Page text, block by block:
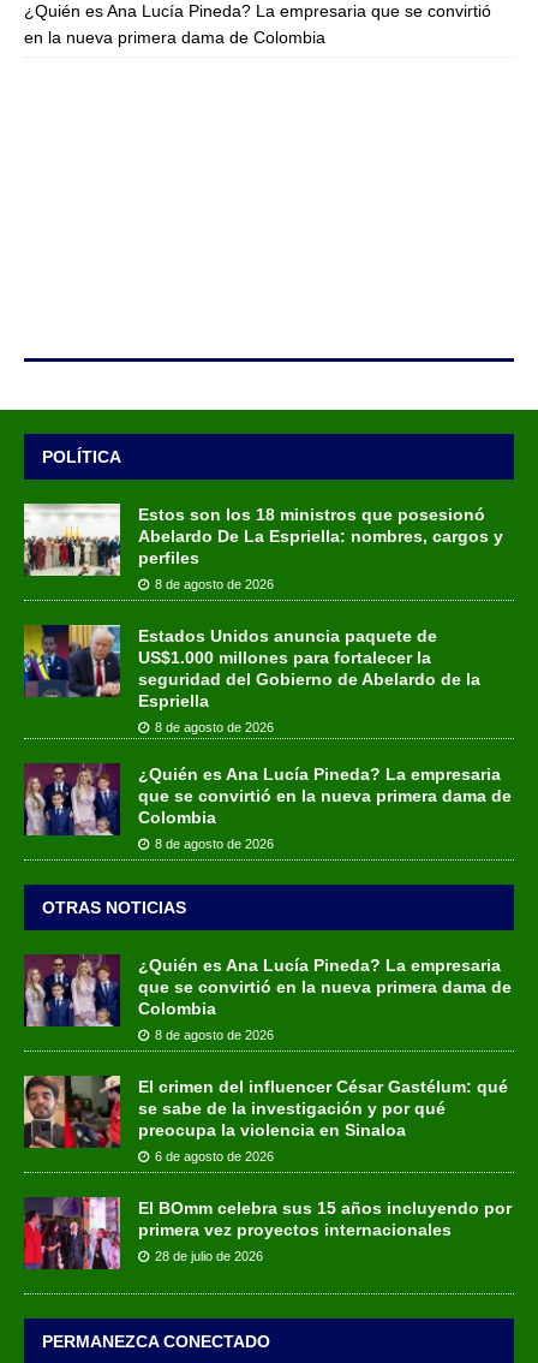
¿Quién es Ana Lucía Pineda? La empresaria que se convirtió
en la nueva primera dama de Colombia
POLÍTICA
Estos son los 18 ministros que posesionó
Abelardo De La Espriella: nombres, cargos y
perfiles
8 de agosto de 2026
Estados Unidos anuncia paquete de
US$1.000 millones para fortalecer la
seguridad del Gobierno de Abelardo de la
Espriella
8 de agosto de 2026
¿Quién es Ana Lucía Pineda? La empresaria
que se convirtió en la nueva primera dama de
Colombia
8 de agosto de 2026
OTRAS NOTICIAS
¿Quién es Ana Lucía Pineda? La empresaria
que se convirtió en la nueva primera dama de
Colombia
8 de agosto de 2026
El crimen del influencer César Gastélum: qué
se sabe de la investigación y por qué
preocupa la violencia en Sinaloa
6 de agosto de 2026
El BOmm celebra sus 15 años incluyendo por
primera vez proyectos internacionales
28 de julio de 2026
PERMANEZCA CONECTADO